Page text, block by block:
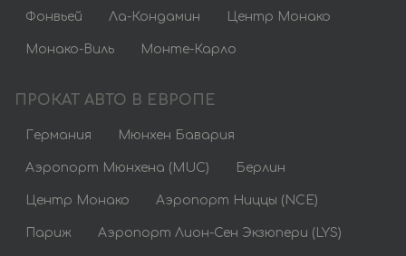
Фонвьей Ла-Кондамин Центр Монако
Монако-Виль Монте-Карло
ПРОКАТ АВТО В ЕВРОПЕ
Германия Мюнхен Бавария
Аэропорт Мюнхена (MUC) Берлин
Центр Монако Аэропорт Ниццы (NCE)
Париж Аэропорт Лион-Сен Экзюпери (LYS)